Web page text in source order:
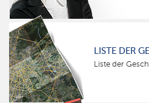
LISTE DER
Liste der